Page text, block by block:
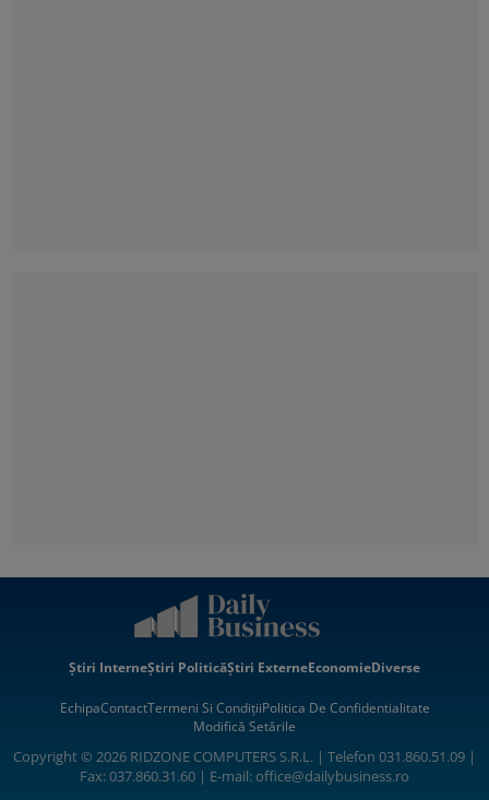
Știri InterneȘtiri PoliticăȘtiri ExterneEconomieDiverse
EchipaContactTermeni Si CondițiiPolitica De Confidentialitate
Modifică Setările
Copyright © 2026 RIDZONE COMPUTERS S.R.L. | Telefon 031.860.51.09 |
Fax: 037.860.31.60 | E-mail:office@dailybusiness.ro